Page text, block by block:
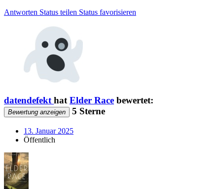
Antworten Status teilen Status favorisieren
datendefekt hatElder Race bewertet:
Bewertung anzeigen 5 Sterne
13. Januar 2025
Öffentlich